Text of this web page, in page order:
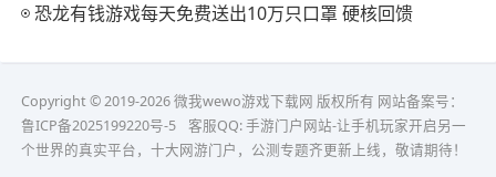
恐龙有钱游戏每天免费送出10万只口罩 硬核回馈
Copyright © 2019-2026 微我wewo游戏下载网 版权所有 网站备案号：
鲁ICP备2025199220号-5
客服QQ:手游门户网站-让手机玩家开启另一
个世界的真实平台，十大网游门户，公测专题齐更新上线，敬请期待！